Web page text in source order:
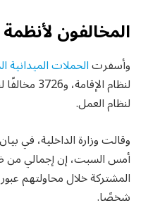
المخالفون لأنظمة
وأسفرتالحملات الميدانية
لنظام العمل.
وقالت وزارة الداخلية، في
أمس السبت، إن إجمالي من
شخصًا.